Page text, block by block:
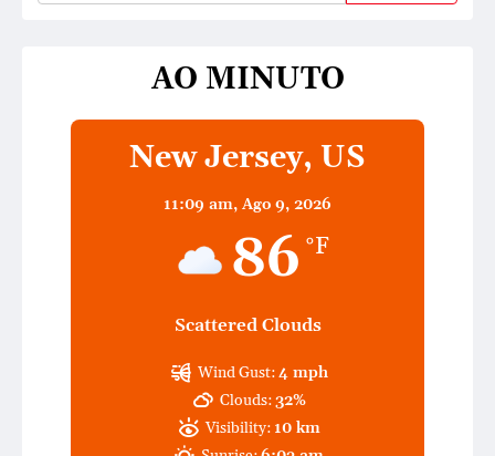
AO MINUTO
New Jersey, US
11:09 am, Ago 9, 2026
86 °F
Scattered Clouds
Wind Gust:4 mph
Clouds:32%
Visibility: 10 km